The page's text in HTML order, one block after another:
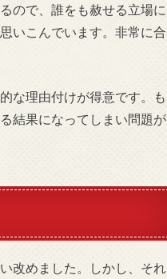
ので、誰をも赦せる立場に
いこんでいます。非常に合
な理由付けが得意です。も
結果になってしまい問題が
改めました。しかし、それ